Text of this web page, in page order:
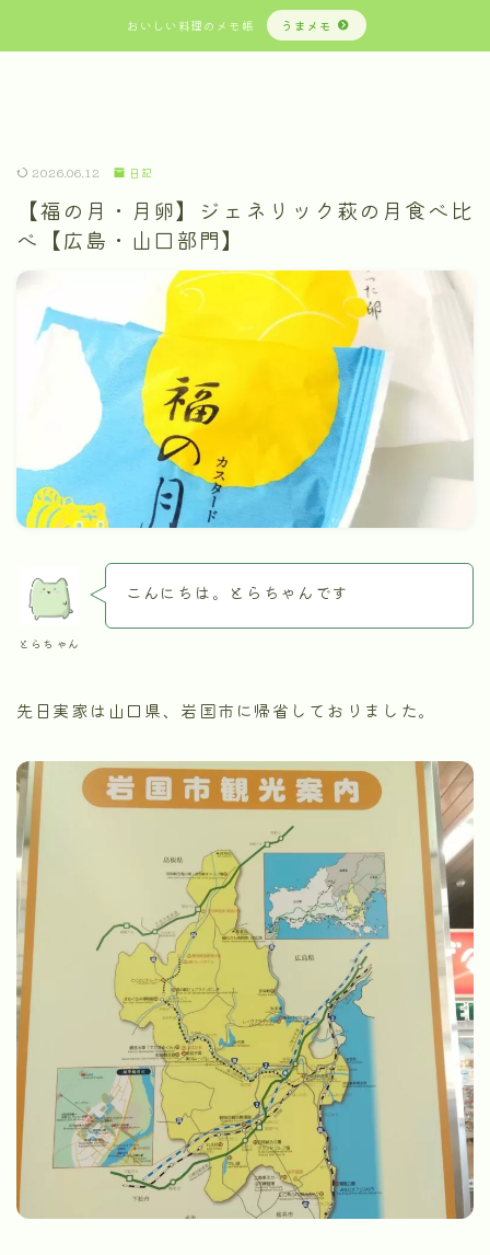
おいしい料理のメモ帳 うまメモ
2026.06.12 日記
【福の月・月卵】ジェネリック萩の月食べ比
べ【広島・山口部門】
とらちゃん
こんにちは。とらちゃんです
先日実家は山口県、岩国市に帰省しておりました。